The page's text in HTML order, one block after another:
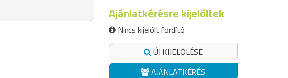
Ajánlatkérésre kijelöltek
Nincs kijelölt fordító
ÚJ KIJELÖLÉSE
AJÁNLATKÉRÉS